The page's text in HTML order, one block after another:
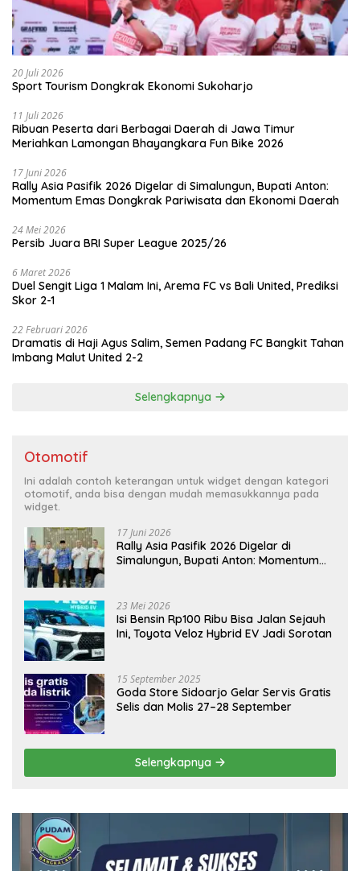
20 Juli 2026
Sport Tourism Dongkrak Ekonomi Sukoharjo
11 Juli 2026
Ribuan Peserta dari Berbagai Daerah di Jawa Timur
Meriahkan Lamongan Bhayangkara Fun Bike 2026
17 Juni 2026
Rally Asia Pasifik 2026 Digelar di Simalungun, Bupati Anton:
Momentum Emas Dongkrak Pariwisata dan Ekonomi Daerah
24 Mei 2026
Persib Juara BRI Super League 2025/26
6 Maret 2026
Duel Sengit Liga 1 Malam Ini, Arema FC vs Bali United, Prediksi
Skor 2-1
22 Februari 2026
Dramatis di Haji Agus Salim, Semen Padang FC Bangkit Tahan
Imbang Malut United 2-2
Selengkapnya
Otomotif
Ini adalah contoh keterangan untuk widget dengan kategori
otomotif, anda bisa dengan mudah memasukkannya pada
widget.
17 Juni 2026
Rally Asia Pasifik 2026 Digelar di
Simalungun, Bupati Anton: Momentum
23 Mei 2026
Isi Bensin Rp100 Ribu Bisa Jalan Sejauh
Ini, Toyota Veloz Hybrid EV Jadi Sorotan
15 September 2025
Goda Store Sidoarjo Gelar Servis Gratis
Selis dan Molis 27–28 September
Selengkapnya